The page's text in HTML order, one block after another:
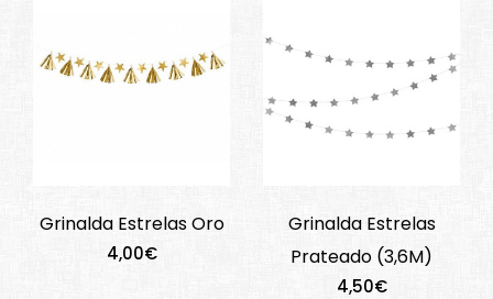
Grinalda Estrelas Oro
4,00€
Grinalda Estrelas
Prateado (3,6M)
4,50€